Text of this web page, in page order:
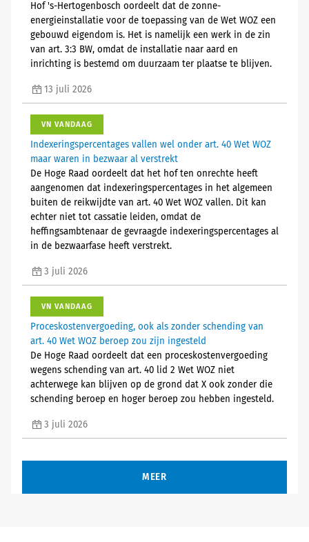
Hof 's-Hertogenbosch oordeelt dat de zonne-
energieinstallatie voor de toepassing van de Wet WOZ een
gebouwd eigendom is. Het is namelijk een werk in de zin
van art. 3:3 BW, omdat de installatie naar aard en
inrichting is bestemd om duurzaam ter plaatse te blijven.
13 juli 2026
VN VANDAAG
Indexeringspercentages vallen wel onder art. 40 Wet WOZ
maar waren in bezwaar al verstrekt
De Hoge Raad oordeelt dat het hof ten onrechte heeft
aangenomen dat indexeringspercentages in het algemeen
buiten de reikwijdte van art. 40 Wet WOZ vallen. Dit kan
echter niet tot cassatie leiden, omdat de
heffingsambtenaar de gevraagde indexeringspercentages al
in de bezwaarfase heeft verstrekt.
3 juli 2026
VN VANDAAG
Proceskostenvergoeding, ook als zonder schending van
art. 40 Wet WOZ beroep zou zijn ingesteld
De Hoge Raad oordeelt dat een proceskostenvergoeding
wegens schending van art. 40 lid 2 Wet WOZ niet
achterwege kan blijven op de grond dat X ook zonder die
schending beroep en hoger beroep zou hebben ingesteld.
3 juli 2026
MEER